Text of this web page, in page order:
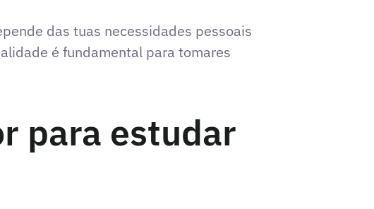
das tuas necessidades pessoais
é fundamental para tomares
para estudar